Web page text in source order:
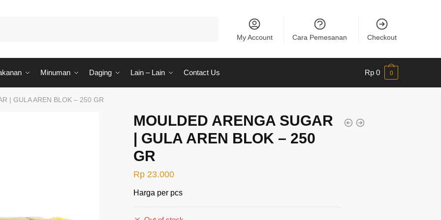
My Account Cara Pemesanan Checkout
Minuman Daging Lain – Lain Contact Us Rp 0 0
| GULA AREN BLOK – 250 GR
MOULDED ARENGA SUGAR
| GULA AREN BLOK – 250
GR
Rp23.000
Harga per pcs